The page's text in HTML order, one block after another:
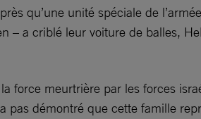
qu’une unité spéciale de
a criblé leur voiture de balles,
force meurtrière par les forces
pas démontré que cette famille